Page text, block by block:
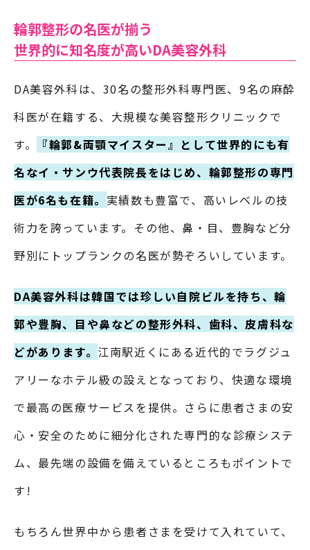
輪郭整形の名医が揃う
世界的に知名度が高いDA美容外科
DA美容外科は、30名の整形外科専門医、9名の麻酔
科医が在籍する、大規模な美容整形クリニックで
す。
『輪郭&両顎マイスター』として世界的にも有
名なイ・サンウ代表院長をはじめ、輪郭整形の専門
医が6名も在籍。 実績数も豊富で、高いレベルの技
術力を誇っています。その他、鼻・目、豊胸など分
野別にトップランクの名医が勢ぞろいしています。
DA美容外科は韓国では珍しい自院ビルを持ち、輪
郭や豊胸、目や鼻などの整形外科、歯科、皮膚科な
どがあります。 江南駅近くにある近代的でラグジュ
アリーなホテル級の設えとなっており、快適な環境
で最高の医療サービスを提供。さらに患者さまの安
心・安全のために細分化された専門的な診療システ
ム、最先端の設備を備えているところもポイントで
す!
もちろん世界中から患者さまを受けて入れていて、